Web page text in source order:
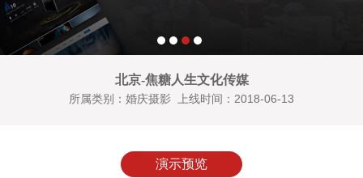
北京-焦糖人生文化传媒
所属类别：婚庆摄影 上线时间：2018-06-13
演示预览